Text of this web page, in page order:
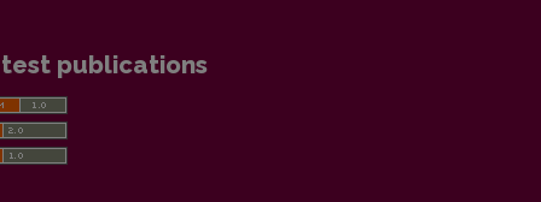
publications